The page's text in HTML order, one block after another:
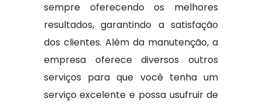
sempre oferecendo os melhores
resultados, garantindo a satisfação
dos clientes. Além da manutenção, a
empresa oferece diversos outros
serviços para que você tenha um
serviço excelente e possa usufruir de